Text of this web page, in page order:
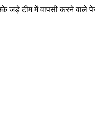
जड़े टीम में वापसी करने वाले